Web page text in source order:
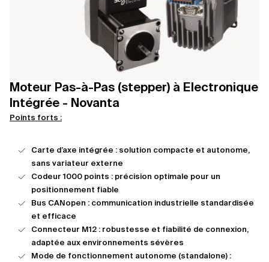
Moteur Pas-à-Pas (stepper) à Electronique
Intégrée - Novanta
Points forts :
Carte d’axe intégrée : solution compacte et autonome,
sans variateur externe
Codeur 1000 points : précision optimale pour un
positionnement fiable
Bus CANopen : communication industrielle standardisée
et efficace
Connecteur M12 : robustesse et fiabilité de connexion,
adaptée aux environnements sévères
Mode de fonctionnement autonome (standalone) :